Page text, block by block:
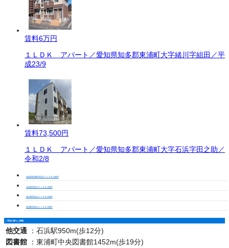
賃料6万円
１ＬＤＫ アパート／愛知県知多郡東浦町大字緒川字組田／平
成23/9
賃料73,500円
１ＬＤＫ アパート／愛知県知多郡東浦町大字石浜字田之助／
令和2/8
知多郡東浦町周辺の１ＬＤＫの物件
石浜駅周辺の１ＬＤＫの物件
緒川駅周辺の１ＬＤＫの物件
東浦駅周辺の１ＬＤＫの物件
周辺の暮らし情報
他交通 ： 石浜駅950m(歩12分)
図書館
： 東浦町中央図書館1452m(歩19分)